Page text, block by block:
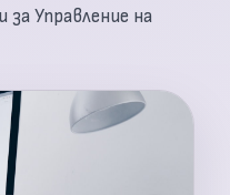
Управление на